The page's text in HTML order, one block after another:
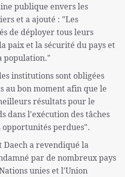
publique envers les
et a ajouté : "Les
de déployer tous leurs
paix et la sécurité du pays et
population."
institutions sont obligées
au bon moment afin que le
résultats pour le
dans l'exécution des tâches
opportunités perdues".
a revendiqué la
par de nombreux pays
unies et l'Union